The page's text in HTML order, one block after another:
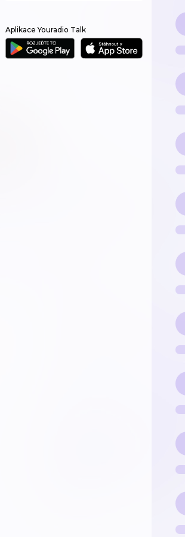
Aplikace Youradio Talk